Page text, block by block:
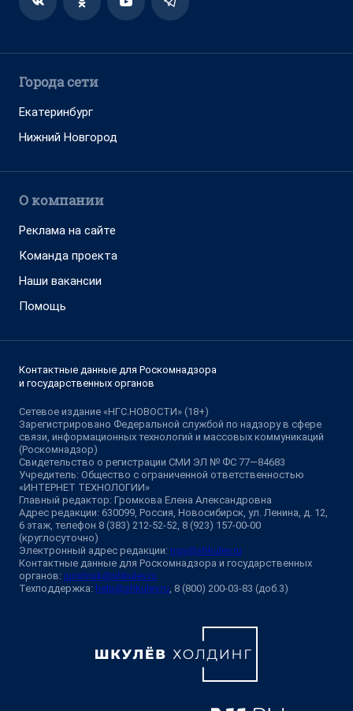
Города сети
Екатеринбург
Нижний Новгород
О компании
Реклама на сайте
Команда проекта
Наши вакансии
Помощь
Контактные данные для Роскомнадзора
и государственных органов
Сетевое издание «НГС.НОВОСТИ» (18+)
Зарегистрировано Федеральной службой по надзору в сфере
связи, информационных технологий и массовых коммуникаций
(Роскомнадзор)
Свидетельство о регистрации СМИ ЭЛ № ФС 77—84683
Учредитель: Общество с ограниченной ответственностью
«ИНТЕРНЕТ ТЕХНОЛОГИИ»
Главный редактор: Громкова Елена Александровна
Адрес редакции: 630099, Россия, Новосибирск, ул. Ленина, д. 12,
6 этаж, телефон 8 (383) 212-52-52, 8 (923) 157-00-00
(круглосуточно)
Электронный адрес редакции: ngs@shkulev.ru
Контактные данные для Роскомнадзора и государственных
органов: juristnsk@shkulev.ru
Техподдержка: help@shkulev.ru, 8 (800) 200-03-83 (доб.3)